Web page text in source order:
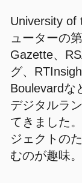
University of
ューターの
Gazette、
グ、
Boulevardな
デジタルラ
てきました
ジェクトの
むのが趣味。